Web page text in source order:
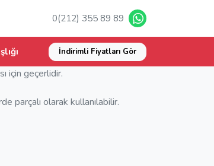
0(212) 355 89 89
İndirimli Fiyatları Gör
için geçerlidir.
parçalı olarak kullanılabilir.